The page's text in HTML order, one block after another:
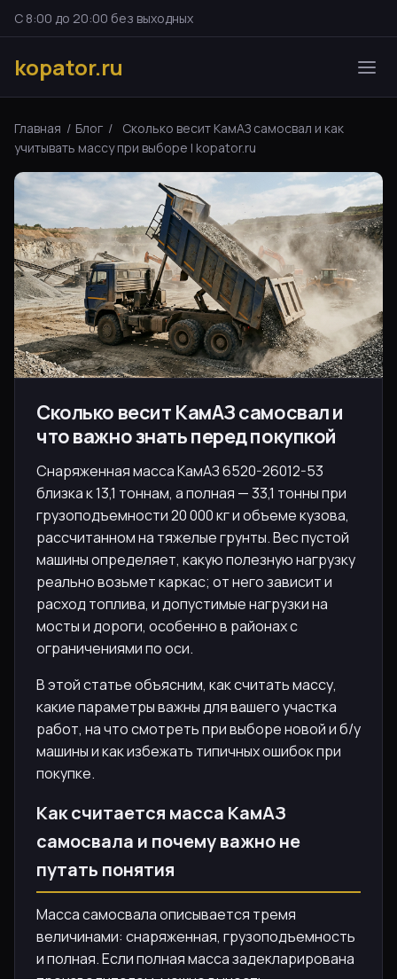
С 8:00 до 20:00 без выходных
kopator.ru
Главная / Блог /
Сколько весит КамАЗ самосвал и как
учитывать массу при выборе | kopator.ru
Сколько весит КамАЗ самосвал и
что важно знать перед покупкой
Снаряженная масса КамАЗ 6520-26012-53
близка к 13,1 тоннам, а полная — 33,1 тонны при
грузоподъемности 20 000 кг и объеме кузова,
рассчитанном на тяжелые грунты. Вес пустой
машины определяет, какую полезную нагрузку
реально возьмет каркас; от него зависит и
расход топлива, и допустимые нагрузки на
мосты и дороги, особенно в районах с
ограничениями по оси.
В этой статье объясним, как считать массу,
какие параметры важны для вашего участка
работ, на что смотреть при выборе новой и б/у
машины и как избежать типичных ошибок при
покупке.
Как считается масса КамАЗ
самосвала и почему важно не
путать понятия
Масса самосвала описывается тремя
величинами: снаряженная, грузоподъемность
и полная. Если полная масса задекларирована